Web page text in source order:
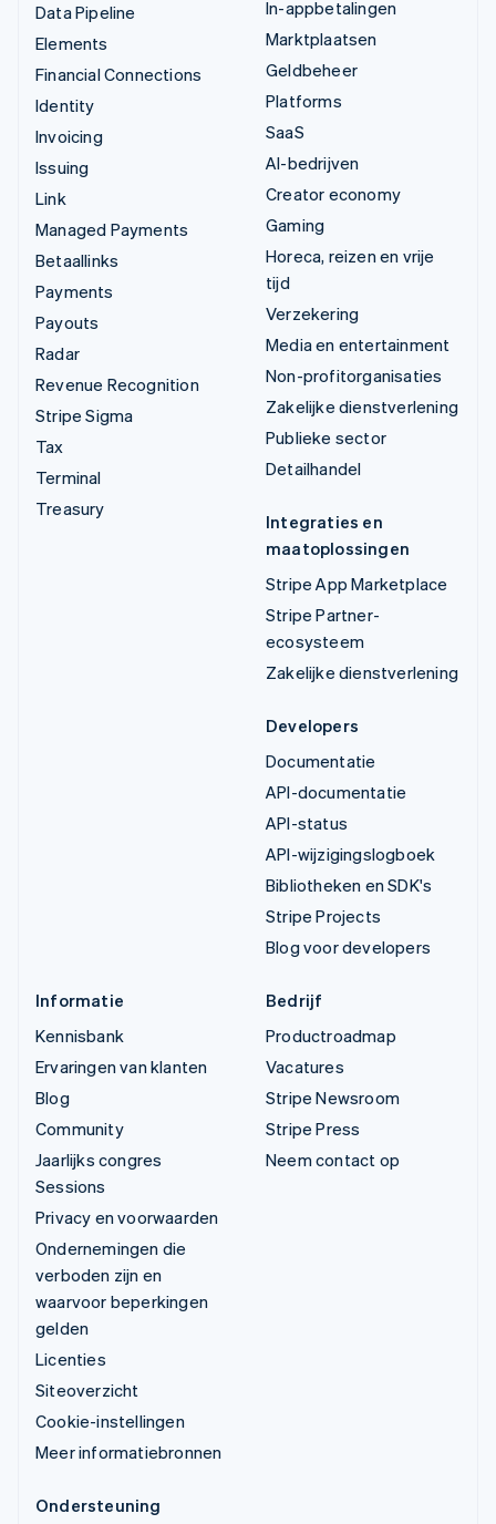
Data Pipeline
Elements
Financial Connections
Identity
Invoicing
Issuing
Link
Managed Payments
Betaallinks
Payments
Payouts
Radar
Revenue Recognition
Stripe Sigma
Tax
Terminal
Treasury
In-appbetalingen
Marktplaatsen
Geldbeheer
Platforms
SaaS
AI-bedrijven
Creator economy
Gaming
Horeca, reizen en vrije
tijd
Verzekering
Media en entertainment
Non-profitorganisaties
Zakelijke dienstverlening
Publieke sector
Detailhandel
Integraties en
maatoplossingen
Stripe App Marketplace
Stripe Partner-
ecosysteem
Zakelijke dienstverlening
Developers
Documentatie
API-documentatie
API-status
API-wijzigingslogboek
Bibliotheken en SDK's
Stripe Projects
Blog voor developers
Informatie
Kennisbank
Ervaringen van klanten
Blog
Community
Jaarlijks congres
Sessions
Privacy en voorwaarden
Ondernemingen die
verboden zijn en
waarvoor beperkingen
gelden
Licenties
Siteoverzicht
Cookie-instellingen
Meer informatiebronnen
Bedrijf
Productroadmap
Vacatures
Stripe Newsroom
Stripe Press
Neem contact op
Ondersteuning